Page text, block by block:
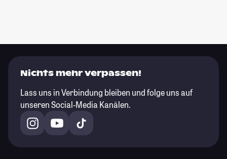
Nichts mehr verpassen!
Lass uns in Verbindung bleiben und folge uns auf
unseren Social-Media Kanälen.